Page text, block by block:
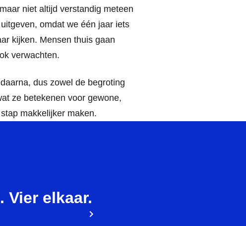
niet altijd verstandig meteen
omdat we één jaar iets
kijken. Mensen thuis gaan
verwachten.
dus zowel de begroting
ze betekenen voor gewone,
makkelijker maken.
Vier elkaar.